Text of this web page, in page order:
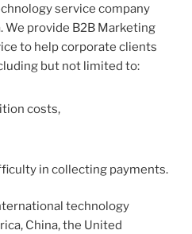
service company
We provide B2B Marketing
to help corporate clients
but not limited to:
costs,
in collecting payments.
technology
China, the United